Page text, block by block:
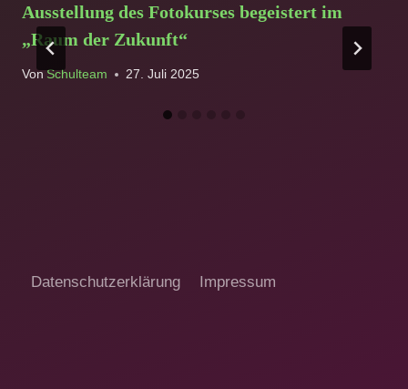
Ausstellung des Fotokurses begeistert im
„Raum der Zukunft“
Von Schulteam 27. Juli 2025
Datenschutzerklärung Impressum